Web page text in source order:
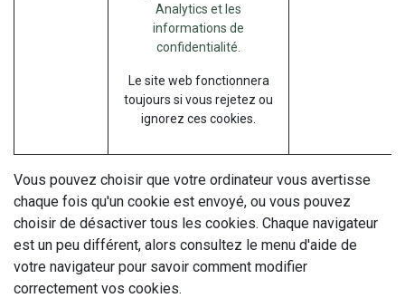
Analytics et les
informations de
confidentialité.
Le site web fonctionnera
toujours si vous rejetez ou
ignorez ces cookies.
Vous pouvez choisir que votre ordinateur vous avertisse
chaque fois qu'un cookie est envoyé, ou vous pouvez
choisir de désactiver tous les cookies. Chaque navigateur
est un peu différent, alors consultez le menu d'aide de
votre navigateur pour savoir comment modifier
correctement vos cookies.